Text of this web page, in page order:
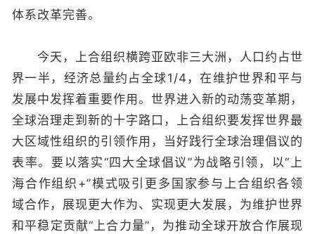
体系改革完善。
今天，上合组织横跨亚欧非三大洲，人口约占世
界一半，经济总量约占全球1/4，在维护世界和平与
发展中发挥着重要作用。世界进入新的动荡变革期，
全球治理走到新的十字路口，上合组织要发挥世界最
大区域性组织的引领作用，当好践行全球治理倡议的
表率。要以落实“四大全球倡议”为战略引领，以“上
海合作组织+”模式吸引更多国家参与上合组织各领
域合作，展现更大作为、实现更大发展，为维护世界
和平稳定贡献“上合力量”，为推动全球开放合作展现